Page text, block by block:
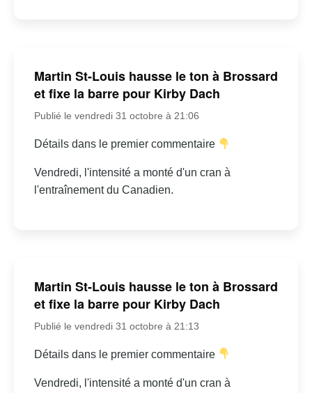
Martin St-Louis hausse le ton à Brossard
et fixe la barre pour Kirby Dach
Publié le vendredi 31 octobre à 21:06
Détails dans le premier commentaire
Vendredi, l'intensité a monté d'un cran à
l'entraînement du Canadien.
Martin St-Louis hausse le ton à Brossard
et fixe la barre pour Kirby Dach
Publié le vendredi 31 octobre à 21:13
Détails dans le premier commentaire
Vendredi, l'intensité a monté d'un cran à